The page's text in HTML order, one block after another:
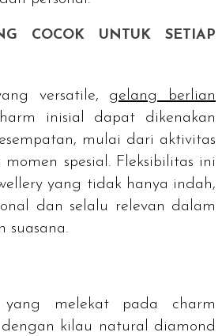
COCOK UNTUK SETIAP
versatile, gelang berlian
inisial dapat dikenakan
mulai dari aktivitas
spesial. Fleksibilitas ini
yang tidak hanya indah,
dan selalu relevan dalam
suasana.
yang melekat pada charm
kilau natural diamond